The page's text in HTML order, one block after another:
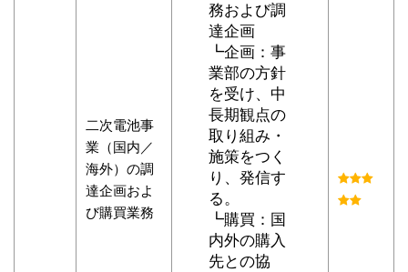
二次電池事
業（国内／
海外）の調
達企画およ
び購買業務
務および調
達企画
┗企画：事
業部の方針
を受け、中
長期観点の
取り組み・
施策をつく
り、発信す
る。
┗購買：国
内外の購入
先との協